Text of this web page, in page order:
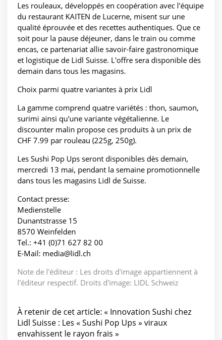
Les rouleaux, développés en coopération avec l'équipe
du restaurant KAITEN de Lucerne, misent sur une
qualité éprouvée et des recettes authentiques. Que ce
soit pour la pause déjeuner, dans le train ou comme
encas, ce partenariat allie savoir-faire gastronomique
et logistique de Lidl Suisse. L'offre sera disponible dès
demain dans tous les magasins.
Choix parmi quatre variantes à prix Lidl
La gamme comprend quatre variétés : thon, saumon,
surimi ainsi qu'une variante végétalienne. Le
discounter malin propose ces produits à un prix de
CHF 7.99 par rouleau (225g, 250g).
Les Sushi Pop Ups seront disponibles dès demain,
mercredi 13 mai, pendant la semaine promotionnelle
dans tous les magasins Lidl de Suisse.
Contact presse:
Medienstelle
Dunantstrasse 15
8570 Weinfelden
Tel.: +41 (0)71 627 82 00
E-Mail: media@lidl.ch
Note de l'éditeur : Les droits d'image appartiennent à
l'éditeur respectif. Droits d'image: LIDL Schweiz
À retenir de cet article: « Innovation Sushi chez
Lidl Suisse : Les « Sushi Pop Ups » viraux
envahissent le rayon frais »